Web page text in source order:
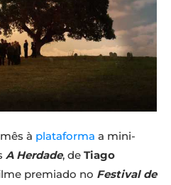
à plataforma a mini-
A Herdade, de Tiago
premiado no Festival de